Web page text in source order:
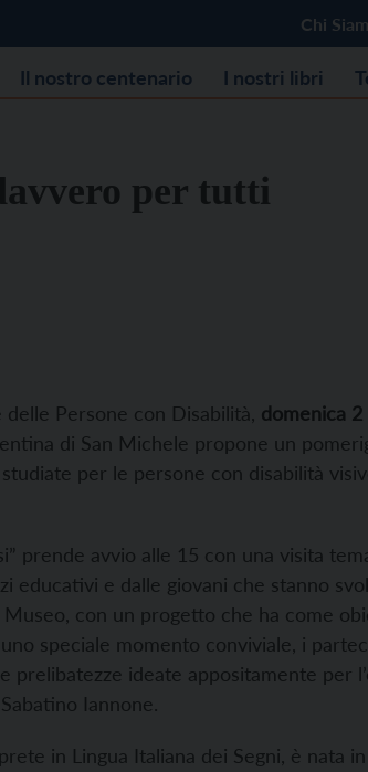
Chi
Il nostro centenario I nostri libri
per tutti
Persone con Disabilità, domenica
di San Michele propone un
per le persone con disabilità
prende avvio alle 15 con una visita
educativi e dalle giovani che stanno
con un progetto che ha come
speciale momento conviviale, i
prelibatezze ideate appositamente per
Iannone.
in Lingua Italiana dei Segni, è nata